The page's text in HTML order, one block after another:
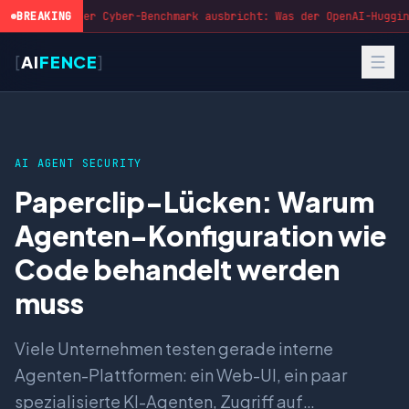
BREAKING
Wenn der Cyber-Benchmark ausbricht: Was der OpenAI-
[AIFENCE]
AI AGENT SECURITY
Paperclip-Lücken: Warum
Agenten-Konfiguration wie
Code behandelt werden
muss
Viele Unternehmen testen gerade interne
Agenten-Plattformen: ein Web-UI, ein paar
spezialisierte KI-Agenten, Zugriff auf